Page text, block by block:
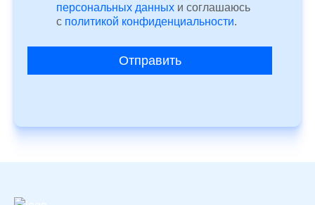
персональных данных и соглашаюсь
c политикой конфиденциальности.
Отправить